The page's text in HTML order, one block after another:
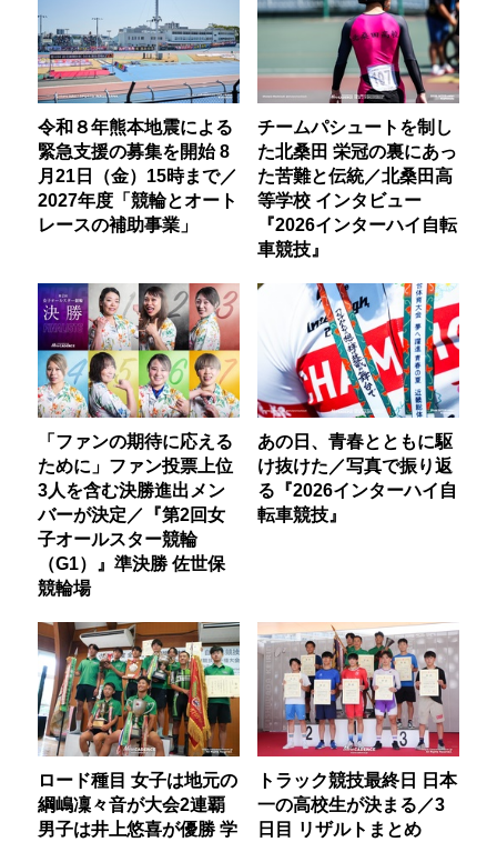
令和８年熊本地震による
緊急支援の募集を開始 8
月21日（金）15時まで／
2027年度「競輪とオート
レースの補助事業」
チームパシュートを制し
た北桑田 栄冠の裏にあっ
た苦難と伝統／北桑田高
等学校 インタビュー
『2026インターハイ自転
車競技』
「ファンの期待に応える
ために」ファン投票上位
3人を含む決勝進出メン
バーが決定／『第2回女
子オールスター競輪
（G1）』準決勝 佐世保
競輪場
あの日、青春とともに駆
け抜けた／写真で振り返
る『2026インターハイ自
転車競技』
ロード種目 女子は地元の
綱嶋凜々音が大会2連覇
男子は井上悠喜が優勝 学
トラック競技最終日 日本
一の高校生が決まる／3
日目 リザルトまとめ